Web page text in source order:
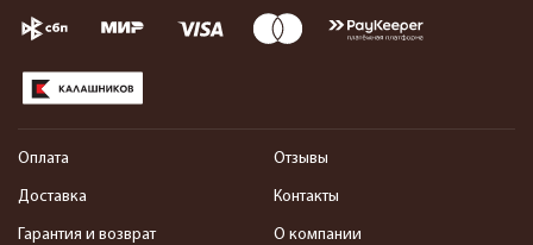
Оплата
Доставка
Гарантия и возврат
Отзывы
Контакты
О компании